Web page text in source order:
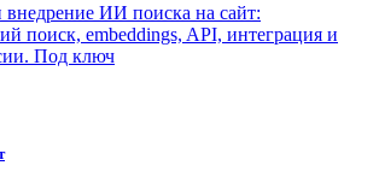
внедрение ИИ поиска на сайт:
поиск, embeddings, API, интеграция и
Под ключ